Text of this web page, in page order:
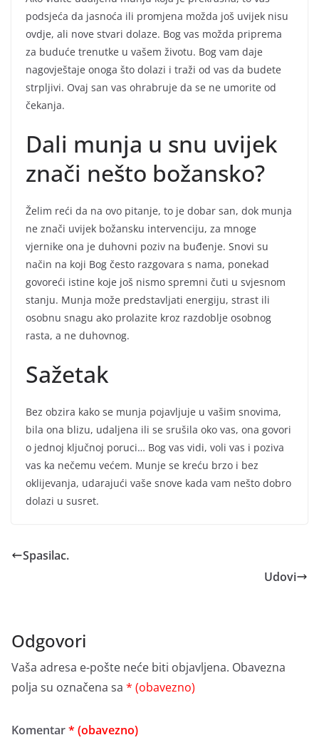
podsjeća da jasnoća ili promjena možda još uvijek nisu
ovdje, ali nove stvari dolaze. Bog vas možda priprema
za buduće trenutke u vašem životu. Bog vam daje
nagovještaje onoga što dolazi i traži od vas da budete
strpljivi. Ovaj san vas ohrabruje da se ne umorite od
čekanja.
Dali munja u snu uvijek
znači nešto božansko?
Želim reći da na ovo pitanje, to je dobar san, dok munja
ne znači uvijek božansku intervenciju, za mnoge
vjernike ona je duhovni poziv na buđenje. Snovi su
način na koji Bog često razgovara s nama, ponekad
govoreći istine koje još nismo spremni čuti u svjesnom
stanju. Munja može predstavljati energiju, strast ili
osobnu snagu ako prolazite kroz razdoblje osobnog
rasta, a ne duhovnog.
Sažetak
Bez obzira kako se munja pojavljuje u vašim snovima,
bila ona blizu, udaljena ili se srušila oko vas, ona govori
o jednoj ključnoj poruci… Bog vas vidi, voli vas i poziva
vas ka nečemu većem. Munje se kreću brzo i bez
oklijevanja, udarajući vaše snove kada vam nešto dobro
dolazi u susret.
Spasilac.
Udovi
Odgovori
Vaša adresa e-pošte neće biti objavljena. Obavezna
polja su označena sa * (obavezno)
Komentar* (obavezno)